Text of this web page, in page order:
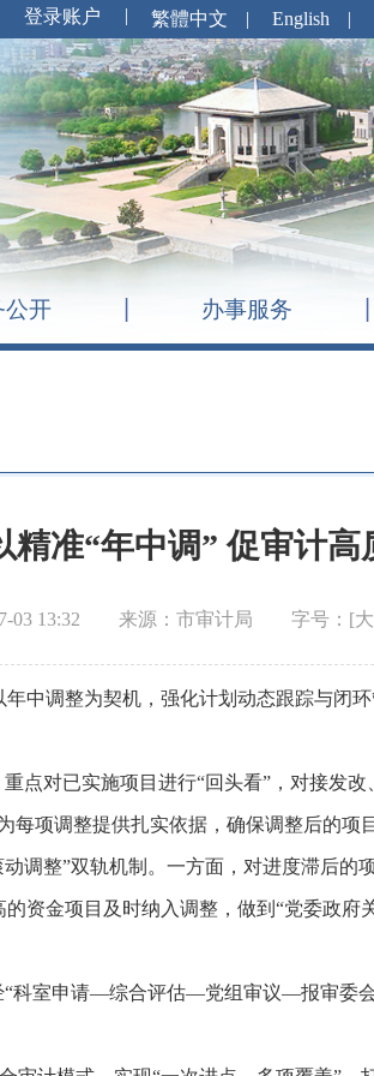
繁體中文 | English |
公开 办事服务
精准“年中调” 促审计高
03 13:32 来源：市审计局 字号：[大
中调整为契机，强化计划动态跟踪与闭
点对已实施项目进行“回头看”，对接发
项调整提供扎实依据，确保调整后的项
调整”双轨机制。一方面，对进度滞后的
资金项目及时纳入调整，做到“党委政府
“科室申请—综合评估—党组审议—报审委